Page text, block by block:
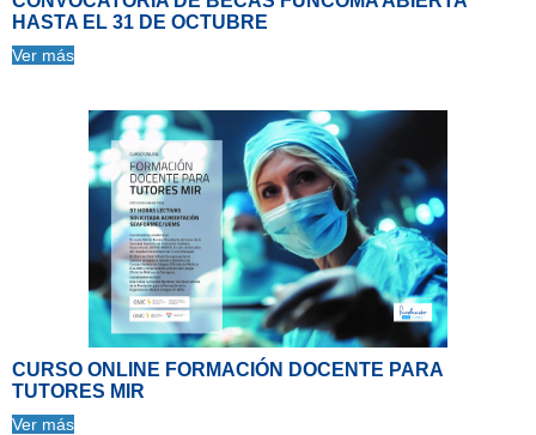
HASTA EL 31 DE OCTUBRE
Ver más
CURSO ONLINE FORMACIÓN DOCENTE PARA
TUTORES MIR
Ver más